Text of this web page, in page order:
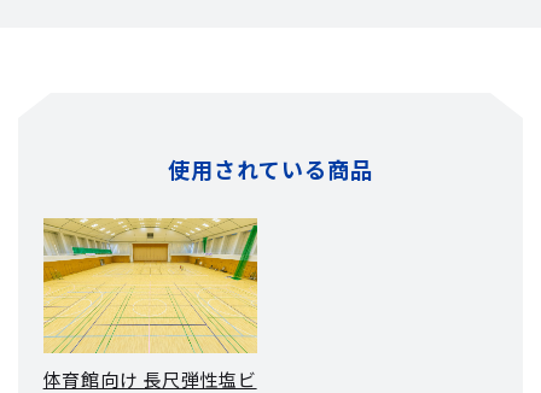
使用されている商品
体育館向け 長尺弾性塩ビ